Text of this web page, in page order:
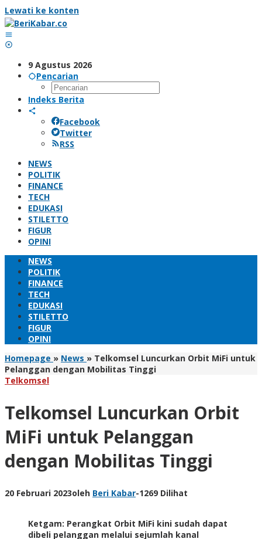
Lewati ke konten
9 Agustus 2026
Pencarian
Indeks Berita
Facebook
Twitter
RSS
NEWS
POLITIK
FINANCE
TECH
EDUKASI
STILETTO
FIGUR
OPINI
NEWS
POLITIK
FINANCE
TECH
EDUKASI
STILETTO
FIGUR
OPINI
Homepage » News » Telkomsel Luncurkan Orbit MiFi untuk
Pelanggan dengan Mobilitas Tinggi
Telkomsel
Telkomsel Luncurkan Orbit
MiFi untuk Pelanggan
dengan Mobilitas Tinggi
20 Februari 2023oleh Beri Kabar-1269 Dilihat
Ketgam: Perangkat Orbit MiFi kini sudah dapat
dibeli pelanggan melalui sejumlah kanal